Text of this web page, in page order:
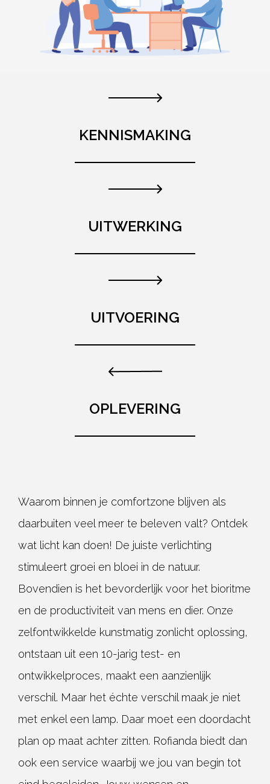
KENNISMAKING
UITWERKING
UITVOERING
OPLEVERING
Waarom binnen je comfortzone blijven als
daarbuiten veel meer te beleven valt? Ontdek
wat licht kan doen! De juiste verlichting
stimuleert groei en bloei in de natuur.
Bovendien is het bevorderlijk voor het bioritme
en de productiviteit van mens en dier. Onze
zelfontwikkelde kunstmatig zonlicht oplossing,
ontstaan uit een 10-jarig test- en
ontwikkelproces, maakt een aanzienlijk
verschil. Maar het échte verschil maak je niet
met enkel een lamp. Daar moet een doordacht
plan op maat achter zitten. Rofianda biedt dan
ook een service waarbij we jou van begin tot